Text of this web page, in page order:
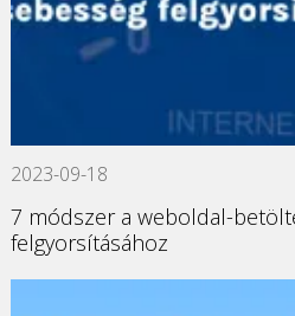
2023-09-18
7 módszer a weboldal-
felgyorsításához